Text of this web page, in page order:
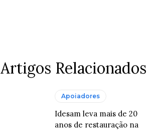
Artigos Relacionados
Apoiadores
Idesam leva mais de 20
anos de restauração na